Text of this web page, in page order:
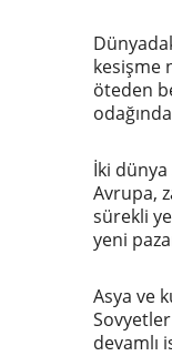
kesişme
öteden
İki dünya
Avrupa,
sürekli
yeni
Asya ve
devamlı